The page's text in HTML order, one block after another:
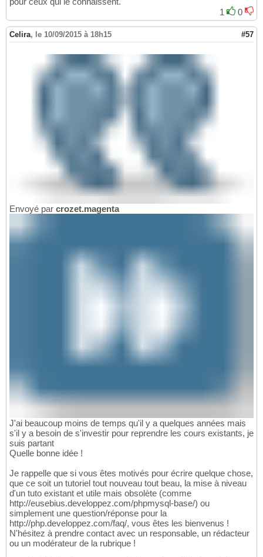
1
0
Celira, le 10/09/2015 à 18h15 #57
Envoyé par crozet.magenta
J'ai beaucoup moins de temps qu'il y a quelques années mais
s'il y a besoin de s'investir pour reprendre les cours existants, je
suis partant
Quelle bonne idée !
Je rappelle que si vous êtes motivés pour écrire quelque chose,
que ce soit un tutoriel tout nouveau tout beau, la mise à niveau
d'un tuto existant et utile mais obsolète (comme
http://eusebius.developpez.com/phpmysql-base/) ou
simplement une question/réponse pour la
http://php.developpez.com/faq/, vous êtes les bienvenus !
N'hésitez à prendre contact avec un responsable, un rédacteur
ou un modérateur de la rubrique !